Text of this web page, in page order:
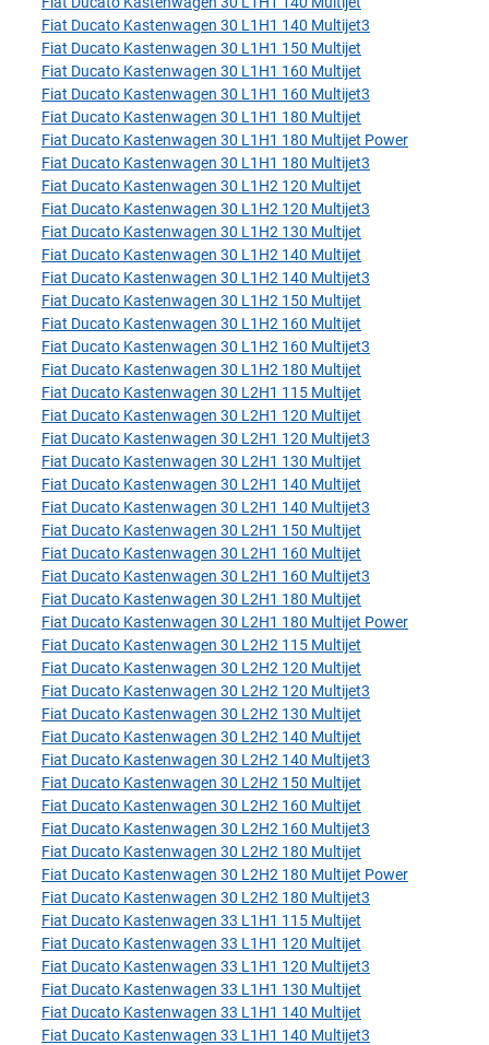
Fiat Ducato Kastenwagen 30 L1H1 140 Multijet3
Fiat Ducato Kastenwagen 30 L1H1 150 Multijet
Fiat Ducato Kastenwagen 30 L1H1 160 Multijet
Fiat Ducato Kastenwagen 30 L1H1 160 Multijet3
Fiat Ducato Kastenwagen 30 L1H1 180 Multijet
Fiat Ducato Kastenwagen 30 L1H1 180 Multijet Power
Fiat Ducato Kastenwagen 30 L1H1 180 Multijet3
Fiat Ducato Kastenwagen 30 L1H2 120 Multijet
Fiat Ducato Kastenwagen 30 L1H2 120 Multijet3
Fiat Ducato Kastenwagen 30 L1H2 130 Multijet
Fiat Ducato Kastenwagen 30 L1H2 140 Multijet
Fiat Ducato Kastenwagen 30 L1H2 140 Multijet3
Fiat Ducato Kastenwagen 30 L1H2 150 Multijet
Fiat Ducato Kastenwagen 30 L1H2 160 Multijet
Fiat Ducato Kastenwagen 30 L1H2 160 Multijet3
Fiat Ducato Kastenwagen 30 L1H2 180 Multijet
Fiat Ducato Kastenwagen 30 L2H1 115 Multijet
Fiat Ducato Kastenwagen 30 L2H1 120 Multijet
Fiat Ducato Kastenwagen 30 L2H1 120 Multijet3
Fiat Ducato Kastenwagen 30 L2H1 130 Multijet
Fiat Ducato Kastenwagen 30 L2H1 140 Multijet
Fiat Ducato Kastenwagen 30 L2H1 140 Multijet3
Fiat Ducato Kastenwagen 30 L2H1 150 Multijet
Fiat Ducato Kastenwagen 30 L2H1 160 Multijet
Fiat Ducato Kastenwagen 30 L2H1 160 Multijet3
Fiat Ducato Kastenwagen 30 L2H1 180 Multijet
Fiat Ducato Kastenwagen 30 L2H1 180 Multijet Power
Fiat Ducato Kastenwagen 30 L2H2 115 Multijet
Fiat Ducato Kastenwagen 30 L2H2 120 Multijet
Fiat Ducato Kastenwagen 30 L2H2 120 Multijet3
Fiat Ducato Kastenwagen 30 L2H2 130 Multijet
Fiat Ducato Kastenwagen 30 L2H2 140 Multijet
Fiat Ducato Kastenwagen 30 L2H2 140 Multijet3
Fiat Ducato Kastenwagen 30 L2H2 150 Multijet
Fiat Ducato Kastenwagen 30 L2H2 160 Multijet
Fiat Ducato Kastenwagen 30 L2H2 160 Multijet3
Fiat Ducato Kastenwagen 30 L2H2 180 Multijet
Fiat Ducato Kastenwagen 30 L2H2 180 Multijet Power
Fiat Ducato Kastenwagen 30 L2H2 180 Multijet3
Fiat Ducato Kastenwagen 33 L1H1 115 Multijet
Fiat Ducato Kastenwagen 33 L1H1 120 Multijet
Fiat Ducato Kastenwagen 33 L1H1 120 Multijet3
Fiat Ducato Kastenwagen 33 L1H1 130 Multijet
Fiat Ducato Kastenwagen 33 L1H1 140 Multijet
Fiat Ducato Kastenwagen 33 L1H1 140 Multijet3